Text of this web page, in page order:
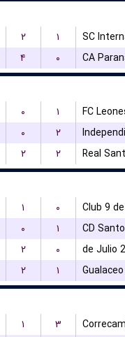
۲ ۱ SC
۴ ۰ CA
۰ ۱ FC
۰ ۲
۲ ۲ Real
۱ ۰ Club 9
۰ ۱ CD
۲ ۰ 22
۲ ۱
۱ ۳